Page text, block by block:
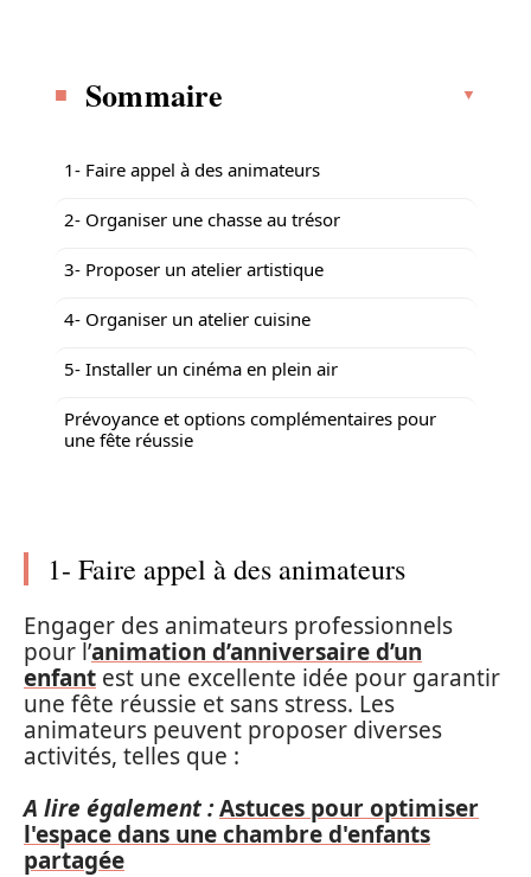
Sommaire
1- Faire appel à des animateurs
2- Organiser une chasse au trésor
3- Proposer un atelier artistique
4- Organiser un atelier cuisine
5- Installer un cinéma en plein air
Prévoyance et options complémentaires pour
une fête réussie
1- Faire appel à des animateurs
Engager des animateurs professionnels
pour l’animation d’anniversaire d’un
enfant est une excellente idée pour garantir
une fête réussie et sans stress. Les
animateurs peuvent proposer diverses
activités, telles que :
A lire également :Astuces pour optimiser
l'espace dans une chambre d'enfants
partagée